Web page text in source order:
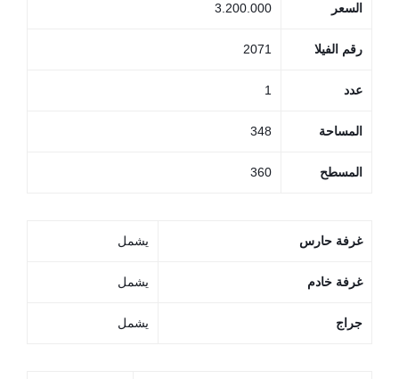
السعر 3.200.000
رقم الفيلا 2071
عدد 1
المساحة 348
المسطح 360
غرفة حارس يشمل
غرفة خادم يشمل
جراج يشمل